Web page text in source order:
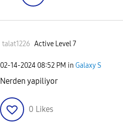
talat1226 Active Level 7
‎02-14-2024 08:52 PM in Galaxy S
Nerden yapiliyor
0 Likes